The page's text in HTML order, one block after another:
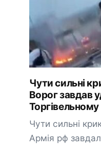
Чyти сильні
Воpог завдав
Чути сильні
Армія рф